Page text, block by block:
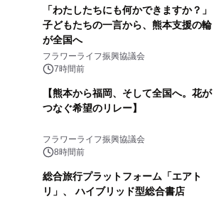
「わたしたちにも何かできますか？」
子どもたちの一言から、熊本支援の輪
が全国へ
フラワーライフ振興協議会
7時間前
【熊本から福岡、そして全国へ。花が
つなぐ希望のリレー】
フラワーライフ振興協議会
8時間前
総合旅行プラットフォーム「エアト
リ」、 ハイブリッド型総合書店